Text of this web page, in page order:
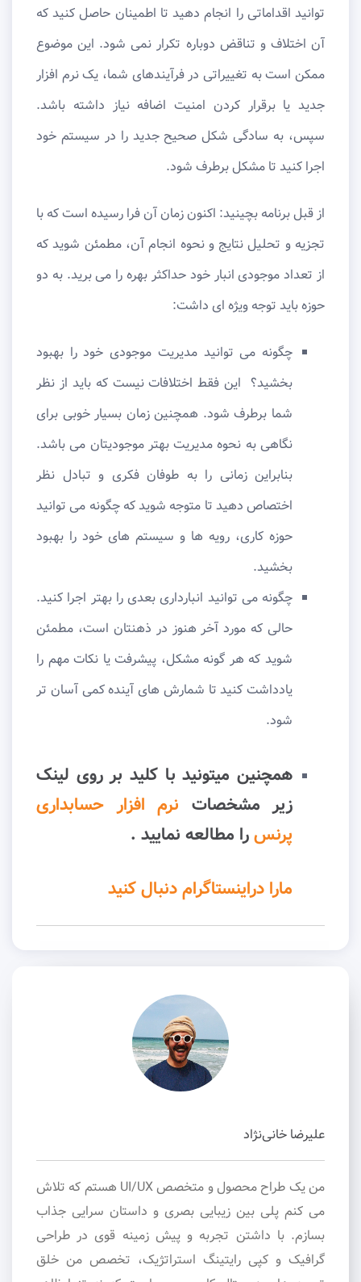
توانید اقداماتی را انجام دهید تا اطمینان حاصل کنید که
آن اختلاف و تناقض دوباره تکرار نمی شود. این موضوع
ممکن است به تغییراتی در فرآیندهای شما، یک نرم افزار
جدید یا برقرار کردن امنیت اضافه نیاز داشته باشد.
سپس، به سادگی شکل صحیح جدید را در سیستم خود
اجرا کنید تا مشکل برطرف شود.
از قبل برنامه بچینید: اکنون زمان آن فرا رسیده است که با
تجزیه و تحلیل نتایج و نحوه انجام آن، مطمئن شوید که
از تعداد موجودی انبار خود حداکثر بهره را می برید. به دو
حوزه باید توجه ویژه ای داشت:
چگونه می توانید مدیریت موجودی خود را بهبود
بخشید؟ این فقط اختلافات نیست که باید از نظر
شما برطرف شود. همچنین زمان بسیار خوبی برای
نگاهی به نحوه مدیریت بهتر موجودیتان می باشد.
بنابراین زمانی را به طوفان فکری و تبادل نظر
اختصاص دهید تا متوجه شوید که چگونه می توانید
حوزه کاری، رویه ها و سیستم های خود را بهبود
بخشید.
چگونه می توانید انبارداری بعدی را بهتر اجرا کنید.
حالی که مورد آخر هنوز در ذهنتان است، مطمئن
شوید که هر گونه مشکل، پیشرفت یا نکات مهم را
یادداشت کنید تا شمارش های آینده کمی آسان تر
شود.
همچنین میتونید با کلید بر روی لینک
زیر مشخصات نرم افزار حسابداری
پرنسرا مطالعه نمایید .
مارا دراینستاگرام دنبال کنید
علیرضا خانی‌نژاد
من یک طراح محصول و متخصص UI/UX هستم که تلاش
می کنم پلی بین زیبایی بصری و داستان سرایی جذاب
بسازم. با داشتن تجربه و پیش زمینه قوی در طراحی
گرافیک و کپی رایتینگ استراتژیک، تخصص من خلق